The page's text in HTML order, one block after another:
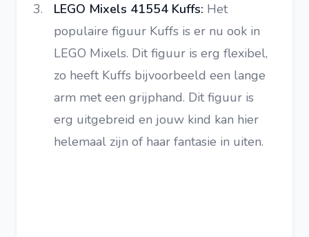
LEGO Mixels 41554 Kuffs: Het
populaire figuur Kuffs is er nu ook in
LEGO Mixels. Dit figuur is erg flexibel,
zo heeft Kuffs bijvoorbeeld een lange
arm met een grijphand. Dit figuur is
erg uitgebreid en jouw kind kan hier
helemaal zijn of haar fantasie in uiten.